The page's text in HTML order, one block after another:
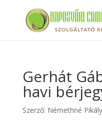
Gerhát
havi
Szerző: Némethné